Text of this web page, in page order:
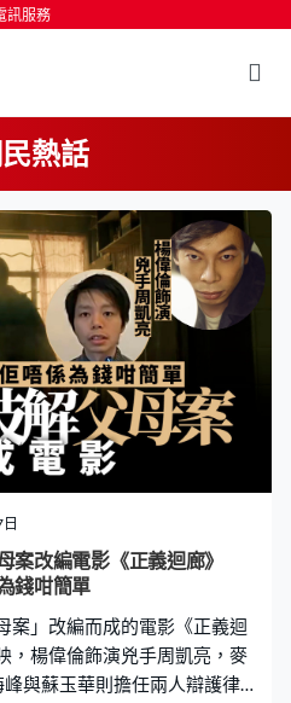
訊服務
熱話
鍵開始搜尋
案改編電影《正義迴廊》
錢咁簡單
案」改編而成的電影《正義迴
，楊偉倫飾演兇手周凱亮，麥
與蘇玉華則擔任兩人辯護律